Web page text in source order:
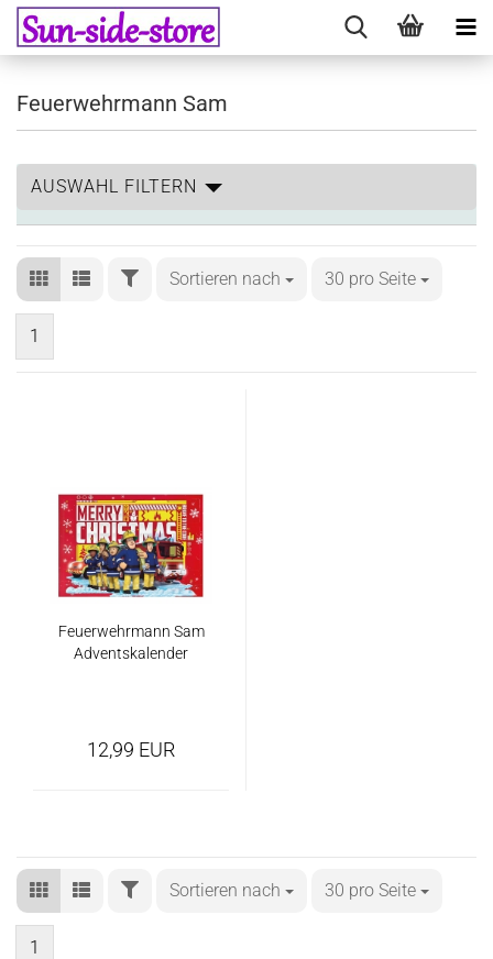
Feuerwehrmann Sam
AUSWAHL FILTERN
Sortieren nach 30 pro Seite
1
Feuerwehrmann Sam
Adventskalender
12,99 EUR
Sortieren nach 30 pro Seite
1